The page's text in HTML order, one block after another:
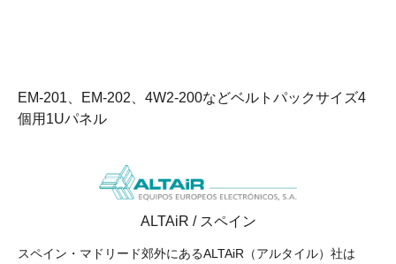
EM-201、EM-202、4W2-200などベルトパックサイズ4
個用1Uパネル
ALTAiR / スペイン
スペイン・マドリード郊外にあるALTAiR（アルタイル）社は